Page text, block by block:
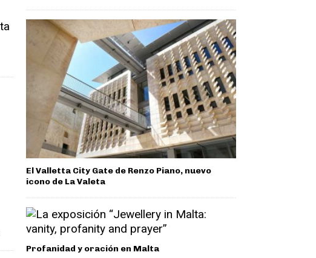
El Valletta City Gate de Renzo Piano, nuevo
icono de La Valeta
Profanidad y oración en Malta